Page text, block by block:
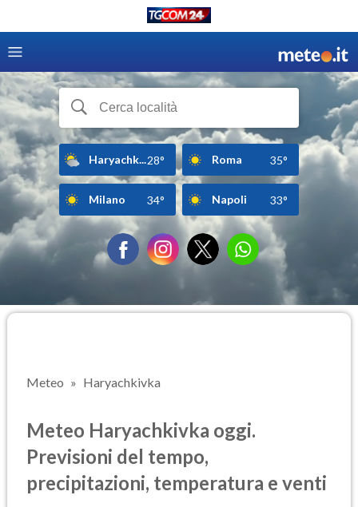
Haryachk...28° Roma 35°
Milano 34° Napoli 33°
Meteo Haryachkivka
Meteo Haryachkivka oggi.
Previsioni del tempo,
precipitazioni, temperatura e venti